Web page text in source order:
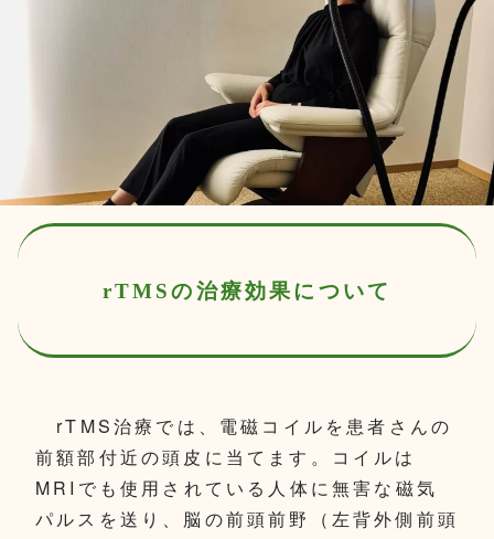
rTMSの治療効果について
rTMS治療では、電磁コイルを患者さんの
前額部付近の頭皮に当てます。コイルは
MRIでも使用されている人体に無害な磁気
パルスを送り、脳の前頭前野（左背外側前頭